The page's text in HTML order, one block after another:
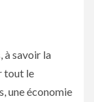
à savoir la
tout le
une économie